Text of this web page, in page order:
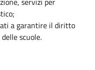
a garantire il diritto
scuole.